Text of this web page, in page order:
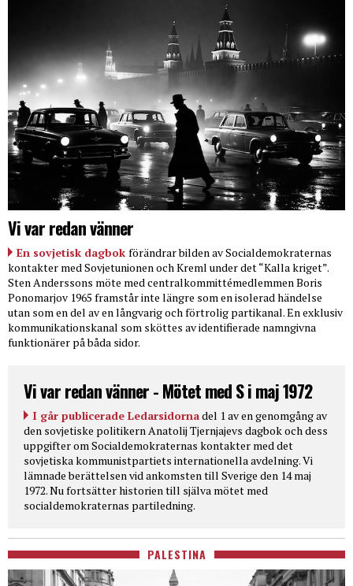
Vi var redan vänner
En sovjetisk dagbok förändrar bilden av Socialdemokraternas
kontakter med Sovjetunionen och Kreml under det “Kalla kriget”.
Sten Anderssons möte med centralkommittémedlemmen Boris
Ponomarjov 1965 framstår inte längre som en isolerad händelse
utan som en del av en långvarig och förtrolig partikanal. En exklusiv
kommunikationskanal som sköttes av identifierade namngivna
funktionärer på båda sidor.
Vi var redan vänner - Mötet med S i maj 1972
I går publicerade Ledarsidornadel 1 av en genomgång av
den sovjetiske politikern Anatolij Tjernjajevs dagbok och dess
uppgifter om Socialdemokraternas kontakter med det
sovjetiska kommunistpartiets internationella avdelning. Vi
lämnade berättelsen vid ankomsten till Sverige den 14 maj
1972. Nu fortsätter historien till själva mötet med
socialdemokraternas partiledning.
PALESTINA